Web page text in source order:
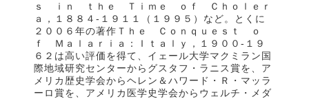
ｓ ｉｎ ｔｈｅ Ｔｉｍｅ ｏｆ Ｃｈｏｌｅｒ
ａ，１８８４‐１９１１（１９９５）など。とくに
２００６年の著作Ｔｈｅ Ｃｏｎｑｕｅｓｔ ｏ
ｆ Ｍａｌａｒｉａ：Ｉｔａｌｙ，１９００‐１９
６２は高い評価を得て、イェール大学マクミラン国
際地域研究センターからグスタフ・ラニス賞を、ア
メリカ歴史学会からヘレン＆ハワード・Ｒ・マッラ
ーロ賞を、アメリカ医学史学会からウェルチ・メダ